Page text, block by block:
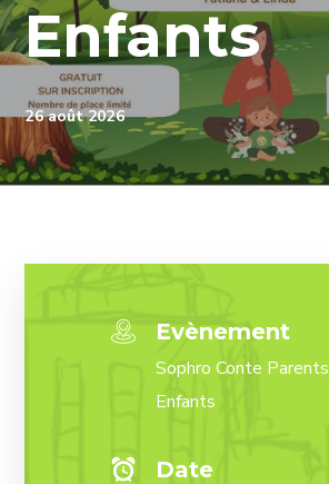
Enfants
26 août 2026
Evènement
Sophro Conte Parents
Enfants
Date